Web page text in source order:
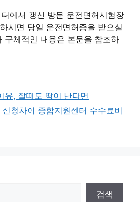
에서 갱신 방문 운전면허시험장
시면 당일 운전면허증을 받으실
구체적인 내용은 본문을 참조하
유, 잘때도 땀이 난다면
청차이 종합지원센터 수수료비
검색